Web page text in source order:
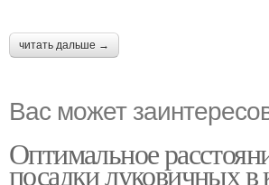
читать дальше →
Вас может
Оптимальное
посадки луковичных в